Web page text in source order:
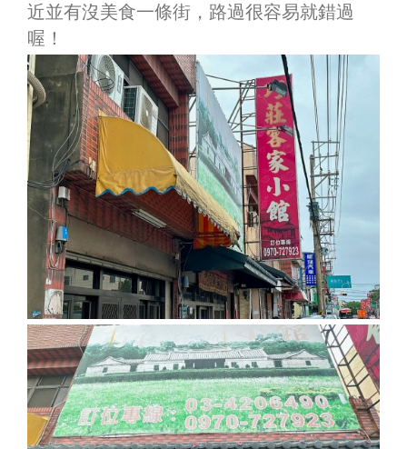
近並有沒美食一條街，路過很容易就錯過
喔！